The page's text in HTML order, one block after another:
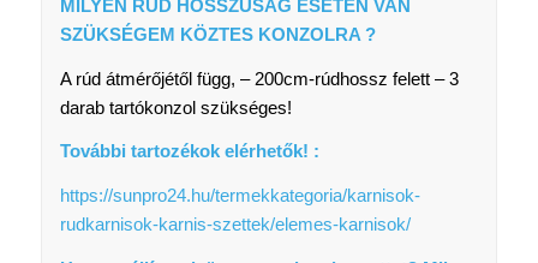
MILYEN RÚD HOSSZÚSÁG ESETÉN VAN
SZÜKSÉGEM KÖZTES KONZOLRA ?
A rúd átmérőjétől függ, – 200cm-rúdhossz felett – 3
darab tartókonzol szükséges!
További tartozékok elérhetők! :
https://sunpro24.hu/termekkategoria/karnisok-
rudkarnisok-karnis-szettek/elemes-karnisok/